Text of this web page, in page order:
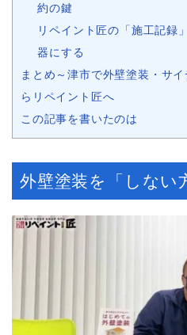
約の鍵
リペイント匠の「施工記録
器にする
まとめ～津市で外壁塗装・サ
らリペイント匠へ
この記事を書いたのは
外壁塗装を「しない